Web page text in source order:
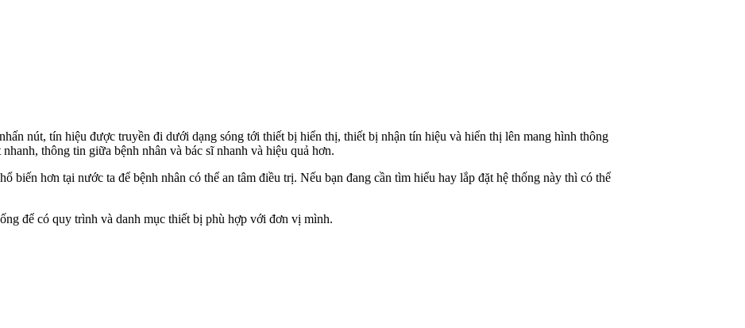
nút, tín hiệu được truyền đi dưới dạng sóng tới thiết bị hiển thị, thiết bị nhận tín hiệu và hiển thị lên mang hình thông
thông tin giữa bệnh nhân và bác sĩ nhanh và hiệu quả hơn.
biến hơn tại nước ta để bệnh nhân có thể an tâm điều trị. Nếu bạn đang cần tìm hiểu hay lắp đặt hệ thống này thì có thể
để có quy trình và danh mục thiết bị phù hợp với đơn vị mình.